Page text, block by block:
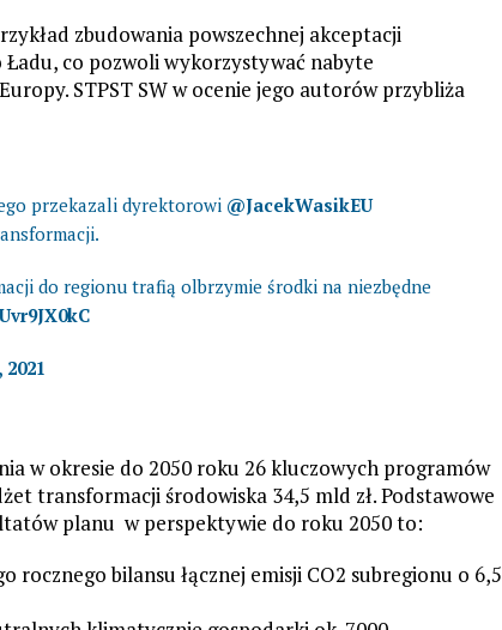
zbudowania powszechnej akceptacji
co pozwoli wykorzystywać nabyte
STPST SW w ocenie jego autorów przybliża
przekazali dyrektorowi @JacekWasikEU
do regionu trafią olbrzymie środki na niezbędne
w okresie do 2050 roku 26 kluczowych programów
transformacji środowiska 34,5 mld zł. Podstawowe
planu w perspektywie do roku 2050 to:
rocznego bilansu łącznej emisji CO2 subregionu o 6,5